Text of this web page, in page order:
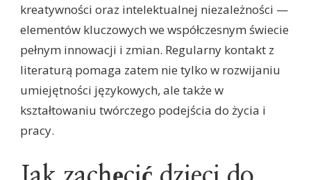
kreatywności oraz intelektualnej niezależności —
elementów kluczowych we współczesnym świecie
pełnym innowacji i zmian. Regularny kontakt z
literaturą pomaga zatem nie tylko w rozwijaniu
umiejętności językowych, ale także w
kształtowaniu twórczego podejścia do życia i
pracy.